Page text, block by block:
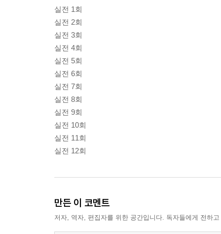
실전 1회
실전 2회
실전 3회
실전 4회
실전 5회
실전 6회
실전 7회
실전 8회
실전 9회
실전 10회
실전 11회
실전 12회
만든 이 코멘트
저자, 역자, 편집자를 위한 공간입니다. 독자들에게 전하